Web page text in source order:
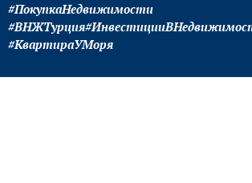
#ПокупкаНедвижимости
#КвартираУМоря